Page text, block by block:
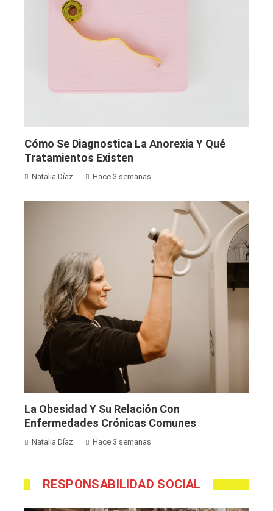
Cómo Se Diagnostica La Anorexia Y Qué
Tratamientos Existen
Natalia Díaz Hace 3 semanas
La Obesidad Y Su Relación Con
Enfermedades Crónicas Comunes
Natalia Díaz Hace 3 semanas
RESPONSABILIDAD SOCIAL